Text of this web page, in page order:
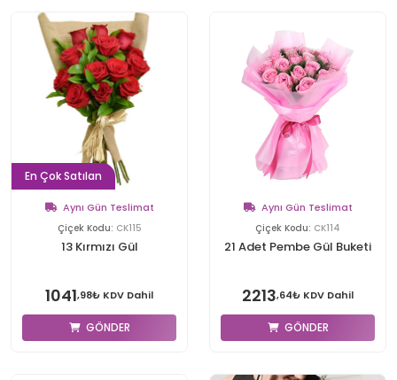
En Çok Satılan
Aynı Gün Teslimat
Çiçek Kodu: CK115
13 Kırmızı Gül
1041,98₺ KDV Dahil
GÖNDER
Aynı Gün Teslimat
Çiçek Kodu: CK114
21 Adet Pembe Gül Buketi
2213,64₺ KDV Dahil
GÖNDER